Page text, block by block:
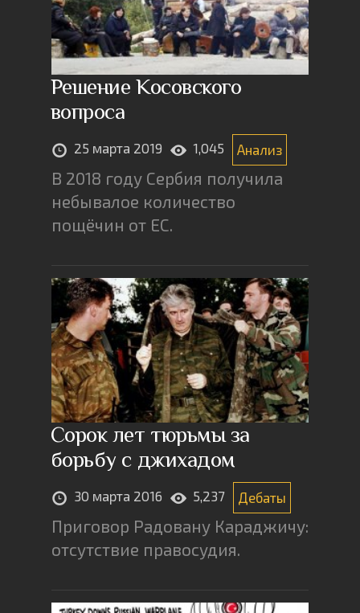
Решение Косовского
вопроса
25 марта 2019 1,045 Анализ
В 2018 году Сербия получила
небывалое количество
пощёчин от ЕС.
Сорок лет тюрьмы за
борьбу с джихадом
30 марта 2016 5,237 Дебаты
Приговор Радовану Караджичу:
отсутствие правосудия.